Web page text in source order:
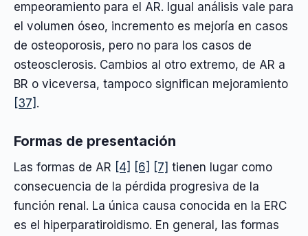
empeoramiento para el AR. Igual análisis vale para
el volumen óseo, incremento es mejoría en casos
de osteoporosis, pero no para los casos de
osteosclerosis. Cambios al otro extremo, de AR a
BR o viceversa, tampoco significan mejoramiento
[37] .
Formas de presentación
Las formas de AR [4] [6] [7] tienen lugar como
consecuencia de la pérdida progresiva de la
función renal. La única causa conocida en la ERC
es el hiperparatiroidismo. En general, las formas